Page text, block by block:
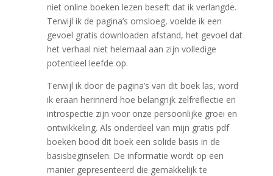
niet online boeken lezen beseft dat ik verlangde.
Terwijl ik de pagina’s omsloeg, voelde ik een
gevoel gratis downloaden afstand, het gevoel dat
het verhaal niet helemaal aan zijn volledige
potentieel leefde op.
Terwijl ik door de pagina’s van dit boek las, word
ik eraan herinnerd hoe belangrijk zelfreflectie en
introspectie zijn voor onze persoonlijke groei en
ontwikkeling. Als onderdeel van mijn gratis pdf
boeken bood dit boek een solide basis in de
basisbeginselen. De informatie wordt op een
manier gepresenteerd die gemakkelijk te